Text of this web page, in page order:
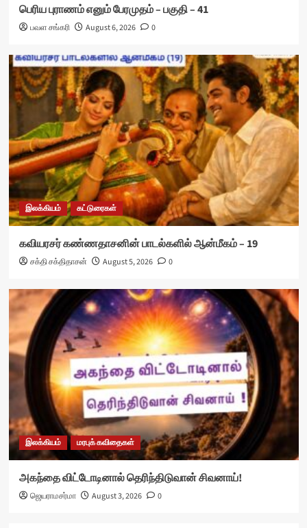
பெரிய புராணம் எனும் பேரமுதம் – பகுதி – 41
பவள சங்கரி August 6, 2026 0
இலக்கியம் கட்டுரைகள்
கவியரசர் கண்ணதாசனின் பாடல்களில் ஆன்மீகம் – 19
சக்தி சக்திதாசன் August 5, 2026 0
இலக்கியம் மரபுக் கவிதைகள்
அகந்தை விட்டோடினால் தெரிந்திடுவான் சிவனாய்!
ஜெயராமசர்மா August 3, 2026 0